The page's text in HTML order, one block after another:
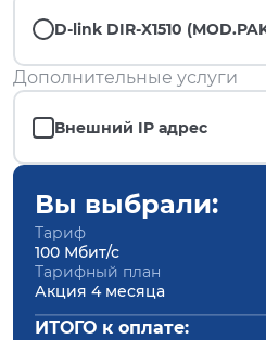
D-link DIR-X1510
Дополнительные услуги
Внешний IP адрес
Вы выбрали:
Тариф
100 Мбит/с
Тарифный план
Акция 4 месяца
ИТОГО к оплате: